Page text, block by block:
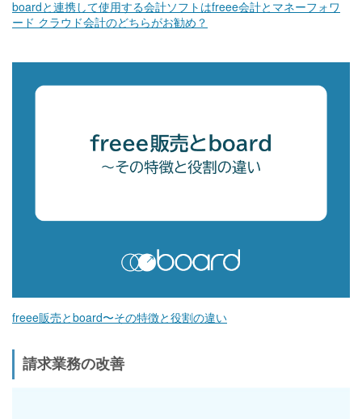
boardと連携して使用する会計ソフトはfreee会計とマネーフォワ
ード クラウド会計のどちらがお勧め？
freee販売とboard〜その特徴と役割の違い
請求業務の改善